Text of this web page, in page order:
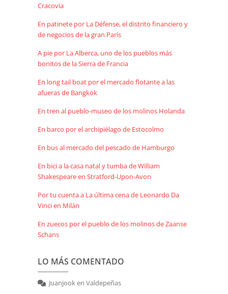
Cracovia
En patinete por La Défense, el distrito financiero y
de negocios de la gran París
A pie por La Alberca, uno de los pueblos más
bonitos de la Sierra de Francia
En long tail boat por el mercado flotante a las
afueras de Bangkok
En tren al pueblo-museo de los molinos Holanda
En barco por el archipiélago de Estocolmo
En bus al mercado del pescado de Hamburgo
En bici a la casa natal y tumba de William
Shakespeare en Stratford-Upon-Avon
Por tu cuenta a La última cena de Leonardo Da
Vinci en Milán
En zuecos por el pueblo de los molinos de Zaanse
Schans
LO MÁS COMENTADO
Juanjooken Valdepeñas